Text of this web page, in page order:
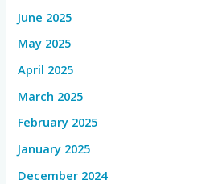
June 2025
May 2025
April 2025
March 2025
February 2025
January 2025
December 2024